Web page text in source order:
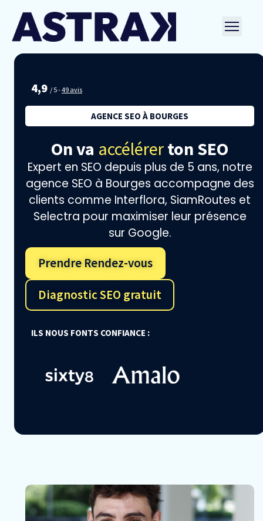
contenu
le
4,9 / 5 -49 avis
AGENCE SEO À BOURGES
On va accélérerton SEO
Expert en SEO depuis plus de 5 ans, notre
agence SEO à Bourges accompagne des
clients comme Interflora, SiamRoutes et
Selectra pour maximiser leur présence
sur Google.
Prendre Rendez-vous
Diagnostic SEO gratuit
ILS NOUS FONTS CONFIANCE :